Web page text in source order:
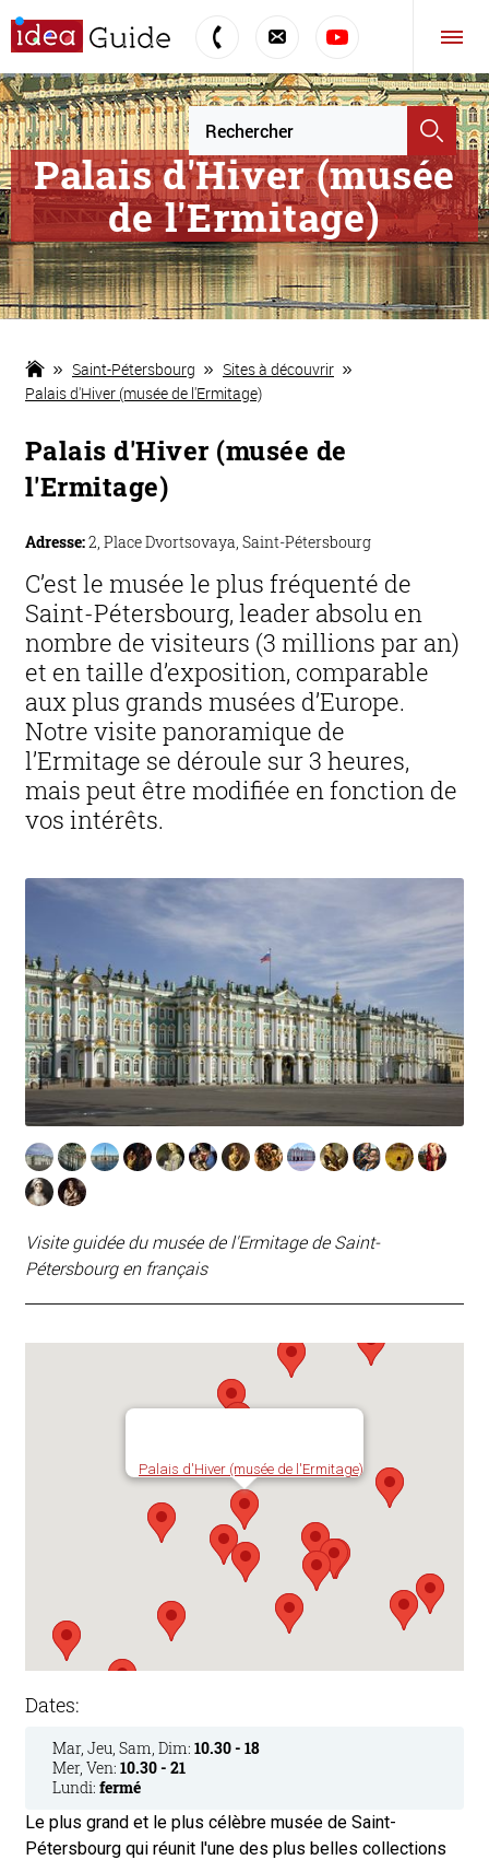
Palais d'Hiver (musée
de l'Ermitage)
Saint-Pétersbourg
Sites à découvrir
Palais d'Hiver (musée de l'Ermitage)
Palais d'Hiver (musée de
l'Ermitage)
Adresse:2, Place Dvortsovaya, Saint-Pétersbourg
C’est le musée le plus fréquenté de
Saint-Pétersbourg, leader absolu en
nombre de visiteurs (3 millions par an)
et en taille d’exposition, comparable
aux plus grands musées d’Europe.
Notre visite panoramique de
l’Ermitage se déroule sur 3 heures,
mais peut être modifiée en fonction de
vos intérêts.
Visite guidée du musée de l'Ermitage de Saint-
Pétersbourg en français
Palais d'Hiver (musée de l'Ermitage)
Dates:
Mar, Jeu, Sam, Dim: 10.30 - 18
Mer, Ven: 10.30 - 21
Lundi: fermé
Le plus grand et le plus célèbre musée de Saint-
Pétersbourg qui réunit l'une des plus belles collections